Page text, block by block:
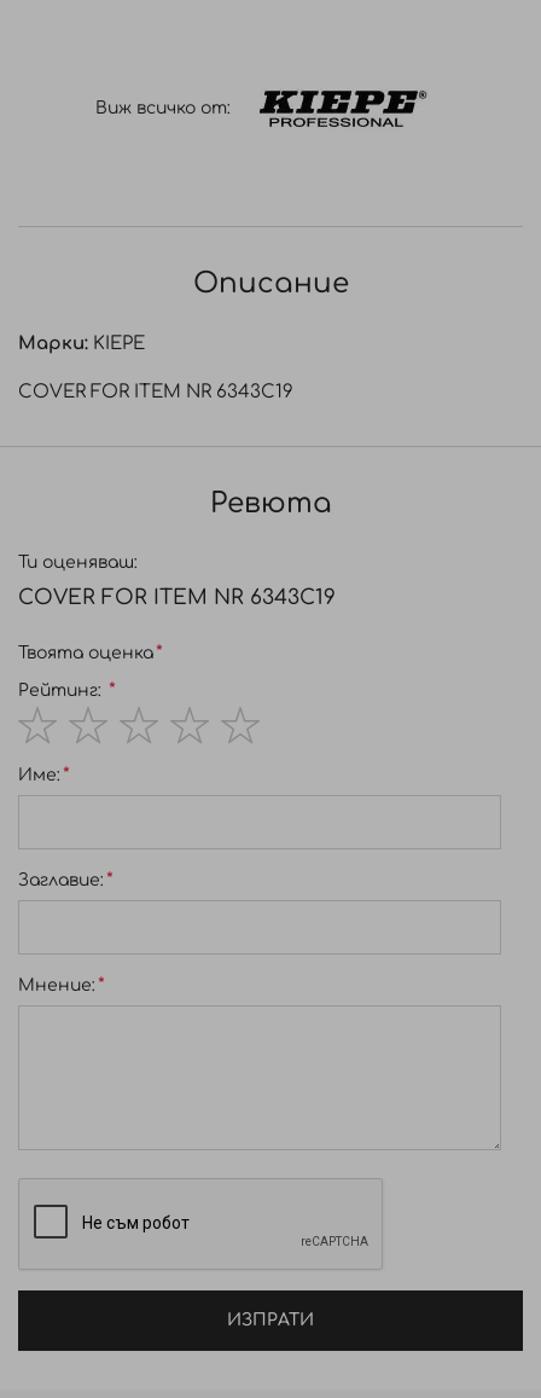
Виж всичко от:
Описание
Марки: KIEPE
COVER FOR ITEM NR 6343C19
Ревюта
Ти оценяваш:
COVER FOR ITEM NR 6343C19
Твоята оценка
Рейтинг:
star
stars
stars
stars
stars
Име:
Заглавиe:
Мнение:
ИЗПРАТИ